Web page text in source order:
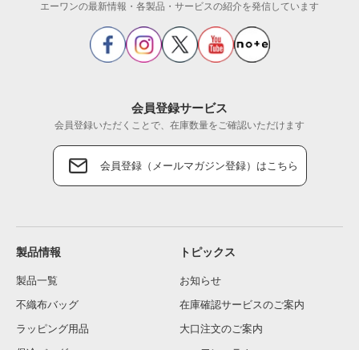
エーワンの最新情報・各製品・サービスの紹介を発信しています
会員登録サービス
会員登録いただくことで、在庫数量をご確認いただけます
会員登録（メールマガジン登録）はこちら
製品情報
製品一覧
不織布バッグ
ラッピング用品
トピックス
お知らせ
在庫確認サービスのご案内
大口注文のご案内